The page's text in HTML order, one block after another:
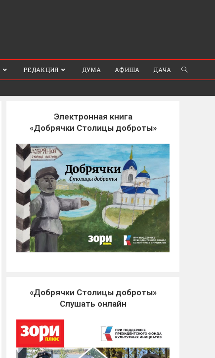
РЕДАКЦИЯ ДУМА АФИША ДАЧА
Электронная книга
«Добрячки Столицы доброты»
«Добрячки Столицы доброты»
Слушать онлайн